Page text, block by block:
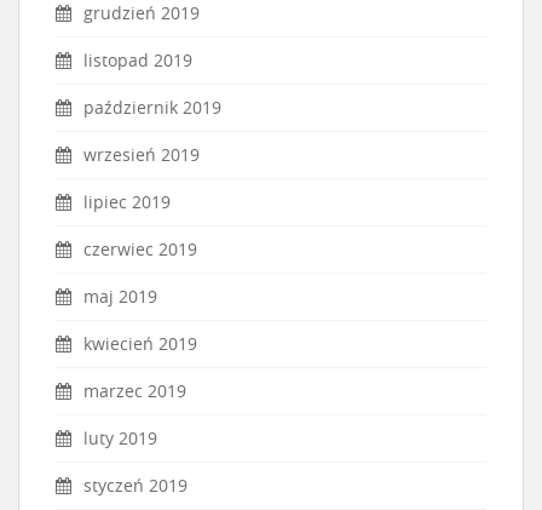
grudzień 2019
listopad 2019
październik 2019
wrzesień 2019
lipiec 2019
czerwiec 2019
maj 2019
kwiecień 2019
marzec 2019
luty 2019
styczeń 2019